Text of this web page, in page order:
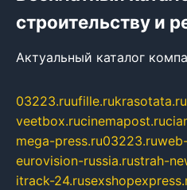
строительству и
Актуальный каталог
03223.ruufille.rukrasotata.ru
veetbox.rucinemapost.ru
mega-press.ru03223.ru
eurovision-russia.rustrah-
itrack-24.ru